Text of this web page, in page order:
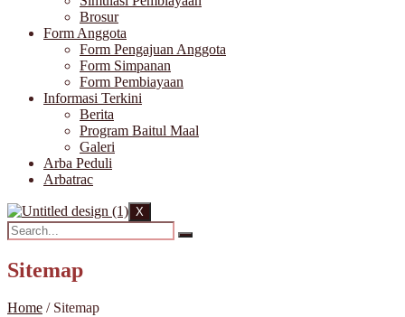
Brosur
Form Anggota
Form Pengajuan Anggota
Form Simpanan
Form Pembiayaan
Informasi Terkini
Berita
Program Baitul Maal
Galeri
Arba Peduli
Arbatrac
X
Sitemap
Home / Sitemap